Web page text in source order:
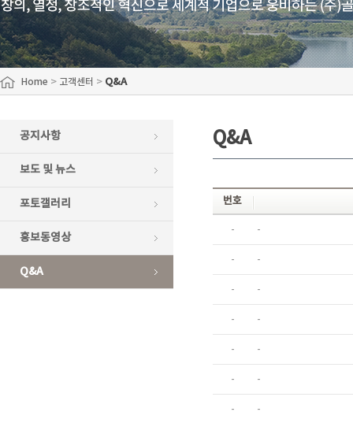
Home > 고객센터 > Q&A
공지사항
보도 및 뉴스
포토갤러리
홍보동영상
Q&A
Q&A
번호
- -
- -
- -
- -
- -
- -
- -